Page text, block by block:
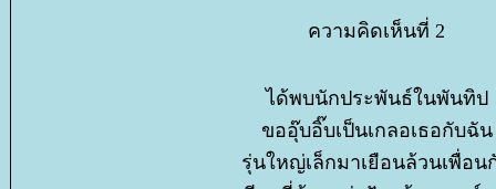
ความคิดเห็นที่ 2
ได้พบนักประพันธ์ในพันทิป
ขออุ๊บอิ๊บเป็นเกลอเธอกับฉัน
รุ่นใหญ่เล็กมาเยือนล้วนเพื่อน